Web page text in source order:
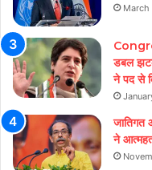
डबल
ने पद से
जातिगत
ने